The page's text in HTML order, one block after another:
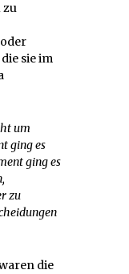
zu
sie im
um
ging es
ging es
zu
die